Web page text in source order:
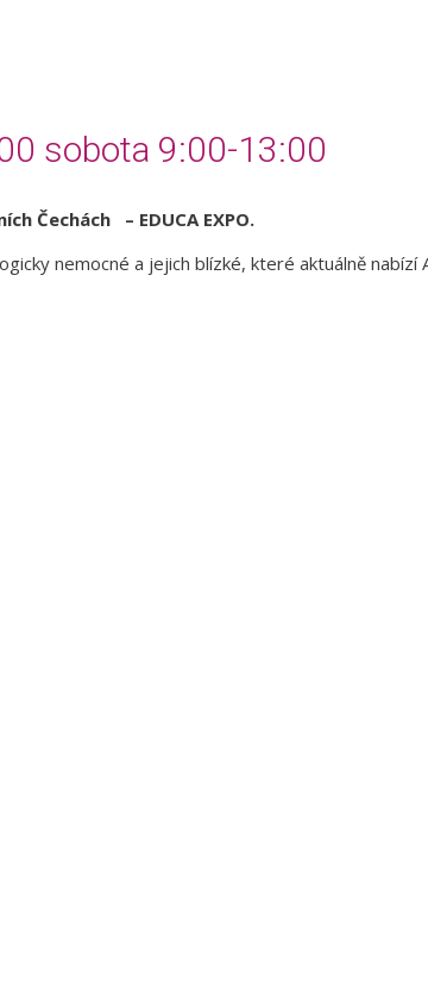
sobota 9:00-13:00
Čechách – EDUCA EXPO.
nemocné a jejich blízké, které aktuálně nabízí